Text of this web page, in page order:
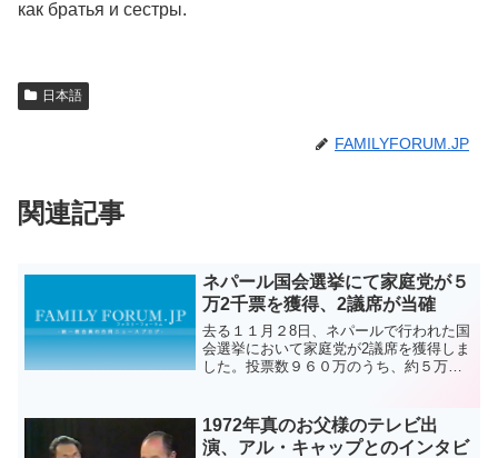
как братья и сестры.
日本語
FAMILYFORUM.JP
関連記事
ネパール国会選挙にて家庭党が５
万2千票を獲得、2議席が当確
去る１１月２8日、ネパールで行われた国
会選挙において家庭党が2議席を獲得しま
した。投票数９６０万のうち、約５万２
など国内で広く受け入れられ活動を展開
しています。参考サイ...
1972年真のお父様のテレビ出
演、アル・キャップとのインタビ